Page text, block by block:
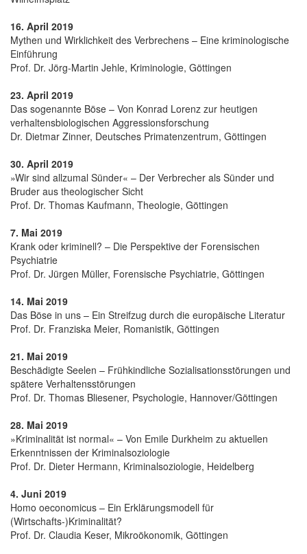
16. April 2019
Mythen und Wirklichkeit des Verbrechens – Eine kriminologische
Einführung
Prof. Dr. Jörg-Martin Jehle, Kriminologie, Göttingen
23. April 2019
Das sogenannte Böse – Von Konrad Lorenz zur heutigen
verhaltensbiologischen Aggressionsforschung
Dr. Dietmar Zinner, Deutsches Primatenzentrum, Göttingen
30. April 2019
»Wir sind allzumal Sünder« – Der Verbrecher als Sünder und
Bruder aus theologischer Sicht
Prof. Dr. Thomas Kaufmann, Theologie, Göttingen
7. Mai 2019
Krank oder kriminell? – Die Perspektive der Forensischen
Psychiatrie
Prof. Dr. Jürgen Müller, Forensische Psychiatrie, Göttingen
14. Mai 2019
Das Böse in uns – Ein Streifzug durch die europäische Literatur
Prof. Dr. Franziska Meier, Romanistik, Göttingen
21. Mai 2019
Beschädigte Seelen – Frühkindliche Sozialisationsstörungen und
spätere Verhaltensstörungen
Prof. Dr. Thomas Bliesener, Psychologie, Hannover/Göttingen
28. Mai 2019
»Kriminalität ist normal« – Von Emile Durkheim zu aktuellen
Erkenntnissen der Kriminalsoziologie
Prof. Dr. Dieter Hermann, Kriminalsoziologie, Heidelberg
4. Juni 2019
Homo oeconomicus – Ein Erklärungsmodell für
(Wirtschafts-)Kriminalität?
Prof. Dr. Claudia Keser, Mikroökonomik, Göttingen